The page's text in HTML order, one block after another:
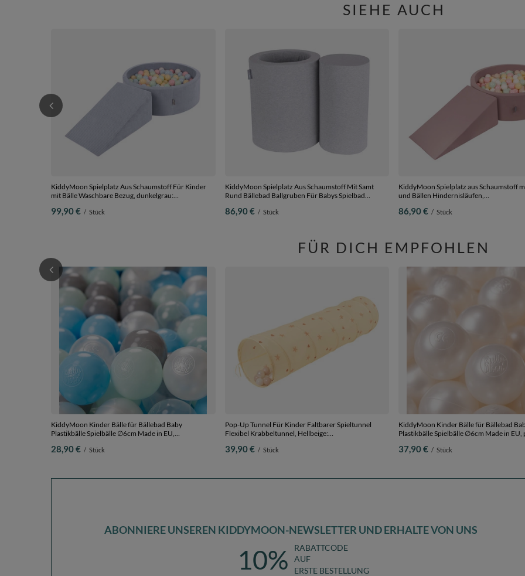
SIEHE AUCH
KiddyMoon Spielplatz Aus Schaumstoff Für Kinder
mit Bälle Waschbare Bezug, dunkelgrau:
Bällebad (200 Bälle) + Zwickel
99,90 € / Stück
KiddyMoon Spielplatz Aus Schaumstoff Mit Samt
Rund Bällebad Ballgruben Für Babys Spielbad
Fass/Nackenrolle
86,90 € / Stück
KiddyMoon Spielplatz aus Schaumstoff
und Bällen Hindernisläufen,
Bällebad (100 Bälle) + Zwickel
86,90 € / Stück
FÜR DICH EMPFOHLEN
KiddyMoon Kinder Bälle für Bällebad Baby
Plastikbälle Spielbälle ∅6cm Made in EU,
Bälle/6cm
28,90 € / Stück
Pop-Up Tunnel Für Kinder Faltbarer Spieltunnel
Flexibel Krabbeltunnel, Hellbeige:
39,90 € / Stück
KiddyMoon Kinder Bälle für Bällebad
Plastikbälle Spielbälle ∅6cm Made in EU,
37,90 € / Stück
ABONNIERE UNSEREN KIDDYMOON-NEWSLETTER UND ERHALTE VON UNS
10%
RABATTCODE
AUF
ERSTE BESTELLUNG